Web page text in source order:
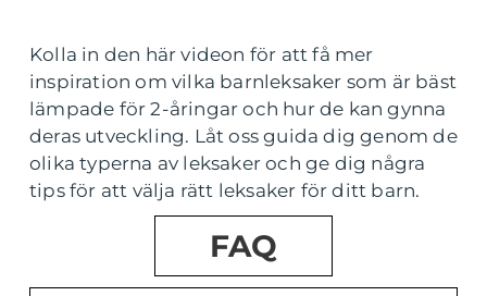
Kolla in den här videon för att få mer
inspiration om vilka barnleksaker som är bäst
lämpade för 2-åringar och hur de kan gynna
deras utveckling. Låt oss guida dig genom de
olika typerna av leksaker och ge dig några
tips för att välja rätt leksaker för ditt barn.
FAQ